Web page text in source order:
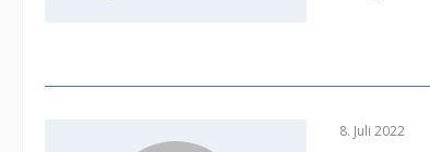
8. Juli 2022